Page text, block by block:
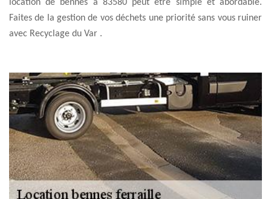
location de bennes à 83580 peut être simple et abordable.
Faites de la gestion de vos déchets une priorité sans vous ruiner
avec Recyclage du Var .